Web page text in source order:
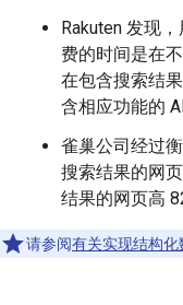
Rakuten 发现
费的时间是在
在包含搜索结
含相应功能的
雀巢公司经过
搜索结果的网
结果的网页高
请参阅有关实现结构